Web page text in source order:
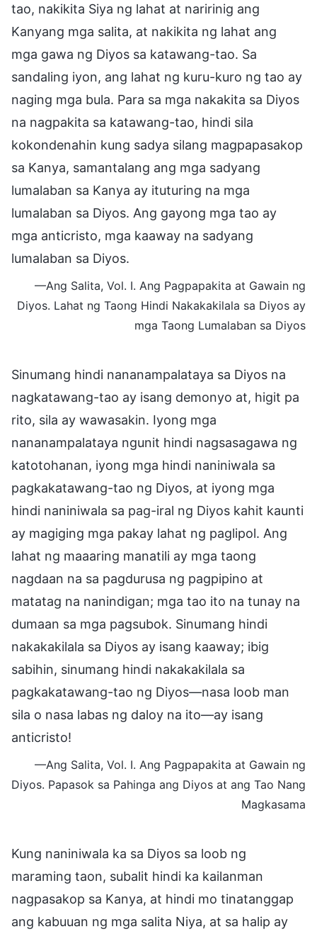
tao, nakikita Siya ng lahat at naririnig ang
Kanyang mga salita, at nakikita ng lahat ang
mga gawa ng Diyos sa katawang-tao. Sa
sandaling iyon, ang lahat ng kuru-kuro ng tao ay
naging mga bula. Para sa mga nakakita sa Diyos
na nagpakita sa katawang-tao, hindi sila
kokondenahin kung sadya silang magpapasakop
sa Kanya, samantalang ang mga sadyang
lumalaban sa Kanya ay ituturing na mga
lumalaban sa Diyos. Ang gayong mga tao ay
mga anticristo, mga kaaway na sadyang
lumalaban sa Diyos.
—Ang Salita, Vol. I. Ang Pagpapakita at Gawain ng
Diyos. Lahat ng Taong Hindi Nakakakilala sa Diyos ay
mga Taong Lumalaban sa Diyos
Sinumang hindi nananampalataya sa Diyos na
nagkatawang-tao ay isang demonyo at, higit pa
rito, sila ay wawasakin. Iyong mga
nananampalataya ngunit hindi nagsasagawa ng
katotohanan, iyong mga hindi naniniwala sa
pagkakatawang-tao ng Diyos, at iyong mga
hindi naniniwala sa pag-iral ng Diyos kahit kaunti
ay magiging mga pakay lahat ng paglipol. Ang
lahat ng maaaring manatili ay mga taong
nagdaan na sa pagdurusa ng pagpipino at
matatag na nanindigan; mga tao ito na tunay na
dumaan sa mga pagsubok. Sinumang hindi
nakakakilala sa Diyos ay isang kaaway; ibig
sabihin, sinumang hindi nakakakilala sa
pagkakatawang-tao ng Diyos—nasa loob man
sila o nasa labas ng daloy na ito—ay isang
anticristo!
—Ang Salita, Vol. I. Ang Pagpapakita at Gawain ng
Diyos. Papasok sa Pahinga ang Diyos at ang Tao Nang
Magkasama
Kung naniniwala ka sa Diyos sa loob ng
maraming taon, subalit hindi ka kailanman
nagpasakop sa Kanya, at hindi mo tinatanggap
ang kabuuan ng mga salita Niya, at sa halip ay